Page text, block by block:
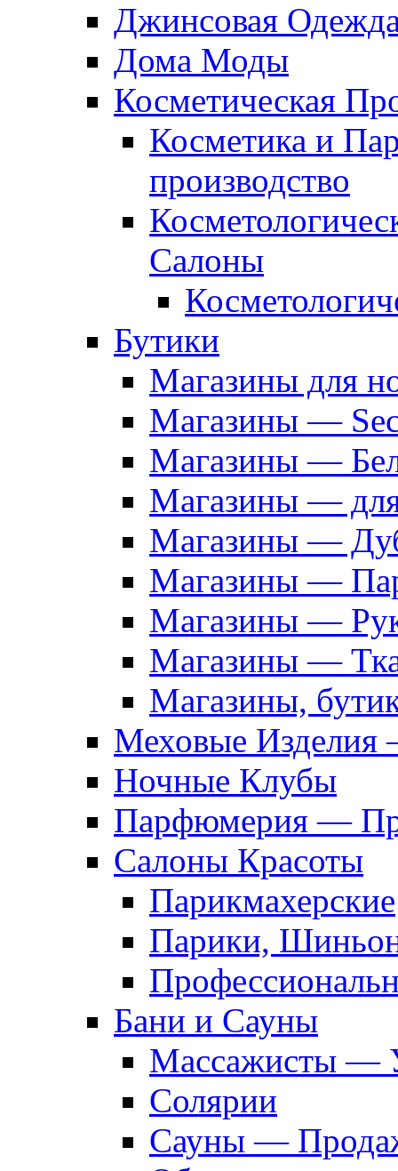
Джинсовая
Дома Моды
Косметическая
Косметика и
производство
Салоны
Бутики
Магазины для
Магазины —
Магазины —
Магазины —
Магазины —
Магазины —
Магазины —
Магазины —
Магазины,
Меховые Изделия
Ночные Клубы
Парфюмерия —
Салоны Красоты
Парикмахерские
Парики,
Бани и Сауны
Массажисты —
Солярии
Сауны —